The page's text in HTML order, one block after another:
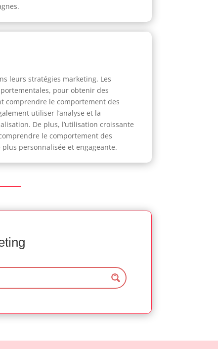
leurs stratégies marketing. Les
pour obtenir des
comprendre le comportement des
utiliser l’analyse et la
De plus, l’utilisation croissante
le comportement des
personnalisée et engageante.